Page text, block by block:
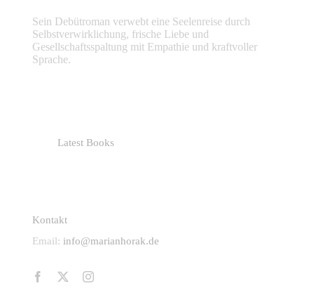
Sein Debütroman verwebt eine Seelenreise durch
Selbstverwirklichung, frische Liebe und
Gesellschaftsspaltung mit Empathie und kraftvoller
Sprache.
Latest Books
Kontakt
Email: info@marianhorak.de